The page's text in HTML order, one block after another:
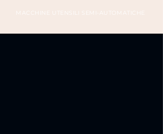
MACCHINE UTENSILI SEMI-AUTOMATICHE